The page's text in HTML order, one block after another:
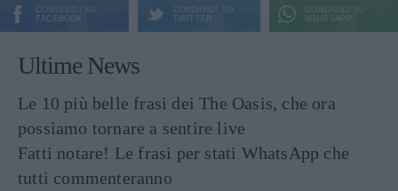
CONDIVIDI SU
FACEBOOK
CONDIVIDI SU
TWITTER
CONDIVIDI SU
WHATSAPP
Ultime News
Le 10 più belle frasi dei The Oasis, che ora
possiamo tornare a sentire live
Fatti notare! Le frasi per stati WhatsApp che
tutti commenteranno